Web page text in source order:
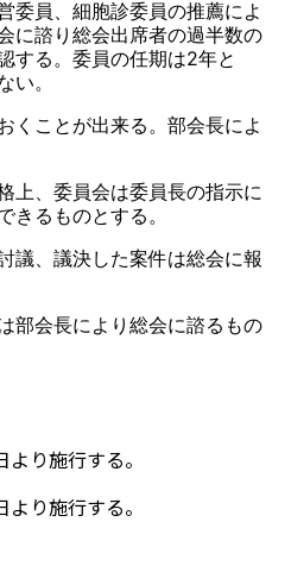
委員、細胞診委員の推薦によ
に諮り総会出席者の過半数の
する。委員の任期は2年と
い。
くことが出来る。部会長によ
上、委員会は委員長の指示に
きるものとする。
議、議決した案件は総会に報
部会長により総会に諮るもの
り施行する。
り施行する。